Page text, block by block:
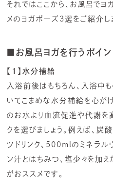
それではここから、お風呂でヨ
メのヨガポーズ3選をご紹介し
■お風呂ヨガを行うポイン
【1】水分補給
入浴前後はもちろん、入浴中
いてこまめな水分補給を心が
のお水より血流促進や代謝を
クを選びましょう。例えば、
ツドリンク、500mlのミネラル
ン汁とはちみつ、塩少々を加
がおススメです。